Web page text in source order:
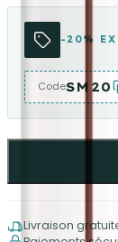
-20%
CodeSM20
Livraison